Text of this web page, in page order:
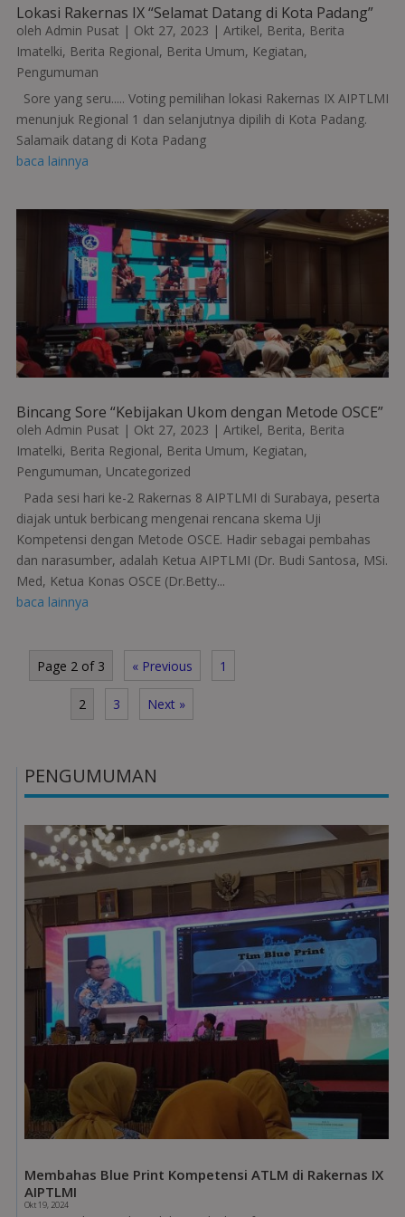
Lokasi Rakernas IX “Selamat Datang di Kota Padang”
oleh Admin Pusat | Okt 27, 2023 | Artikel, Berita, Berita
Imatelki, Berita Regional, Berita Umum, Kegiatan,
Pengumuman
Sore yang seru..... Voting pemilihan lokasi Rakernas IX AIPTLMI
menunjuk Regional 1 dan selanjutnya dipilih di Kota Padang.
Salamaik datang di Kota Padang
baca lainnya
Bincang Sore “Kebijakan Ukom dengan Metode OSCE”
oleh Admin Pusat | Okt 27, 2023 | Artikel, Berita, Berita
Imatelki, Berita Regional, Berita Umum, Kegiatan,
Pengumuman, Uncategorized
Pada sesi hari ke-2 Rakernas 8 AIPTLMI di Surabaya, peserta
diajak untuk berbicang mengenai rencana skema Uji
Kompetensi dengan Metode OSCE. Hadir sebagai pembahas
dan narasumber, adalah Ketua AIPTLMI (Dr. Budi Santosa, MSi.
Med, Ketua Konas OSCE (Dr.Betty...
baca lainnya
Page 2 of 3 « Previous 1
2 3 Next »
PENGUMUMAN
Membahas Blue Print Kompetensi ATLM di Rakernas IX
AIPTLMI
Okt 19, 2024